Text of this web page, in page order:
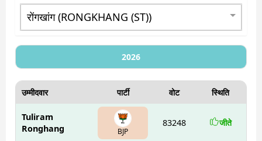
2026
उम्मीदवार पार्टी वोट स्थिति
Tuliram
Ronghang
BJP
83248 जीते